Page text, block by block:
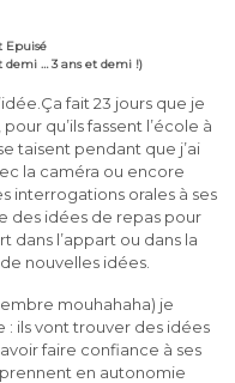
Epuisé
demi … 3 ans et demi !)
fait 23 jours que je
qu’ils fassent l’école à
taisent pendant que j’ai
la caméra ou encore
interrogations orales à ses
des idées de repas pour
dans l’appart ou dans la
nouvelles idées.
mouhahaha) je
ils vont trouver des idées
faire confiance à ses
en autonomie